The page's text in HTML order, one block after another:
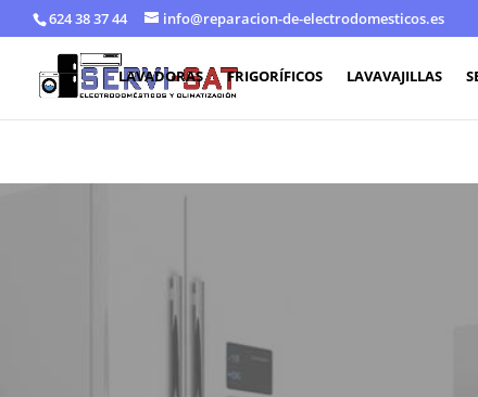
624 38 37 44 info@reparacion-de-electrodomesticos.es
LAVADORAS FRIGORÍFICOS LAVAVAJILLAS